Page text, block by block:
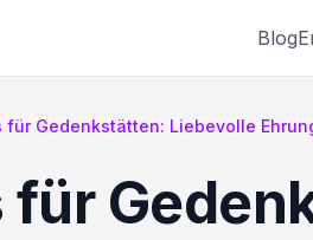
Blog
für Gedenkstätten: Liebevolle
für